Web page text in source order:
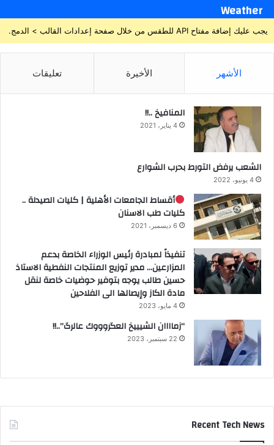
Weather
يجب عليك إضافة مفتاح API للطقس من خلال صفحة إعدادات القالب > الدمج.
الأشهر الأخيرة تعليقات
المنافيخ ..!!
4 يناير، 2021
الشعب يرفض التورط بحرب الشوارع
4 يونيو، 2022
أقساط الجامعات الأهلية | كليات الصيدلة ..
كليات طب الاسنان
6 ديسمبر، 2021
تنفيذاً لمبادرة رئيس الوزراء الخاصة بدعم
المزارعين… مدير توزيع المنتجات النفطية الاستاذ
حسين طالب يوجه بتوفير حوضيات خاصة لنقل
مادة الكاز وإيصالها الى الفلاحين
4 مايو، 2023
“زماااان الشيييخ العگروووك عالرگ”..!!
22 سبتمبر، 2023
Recent Tech News